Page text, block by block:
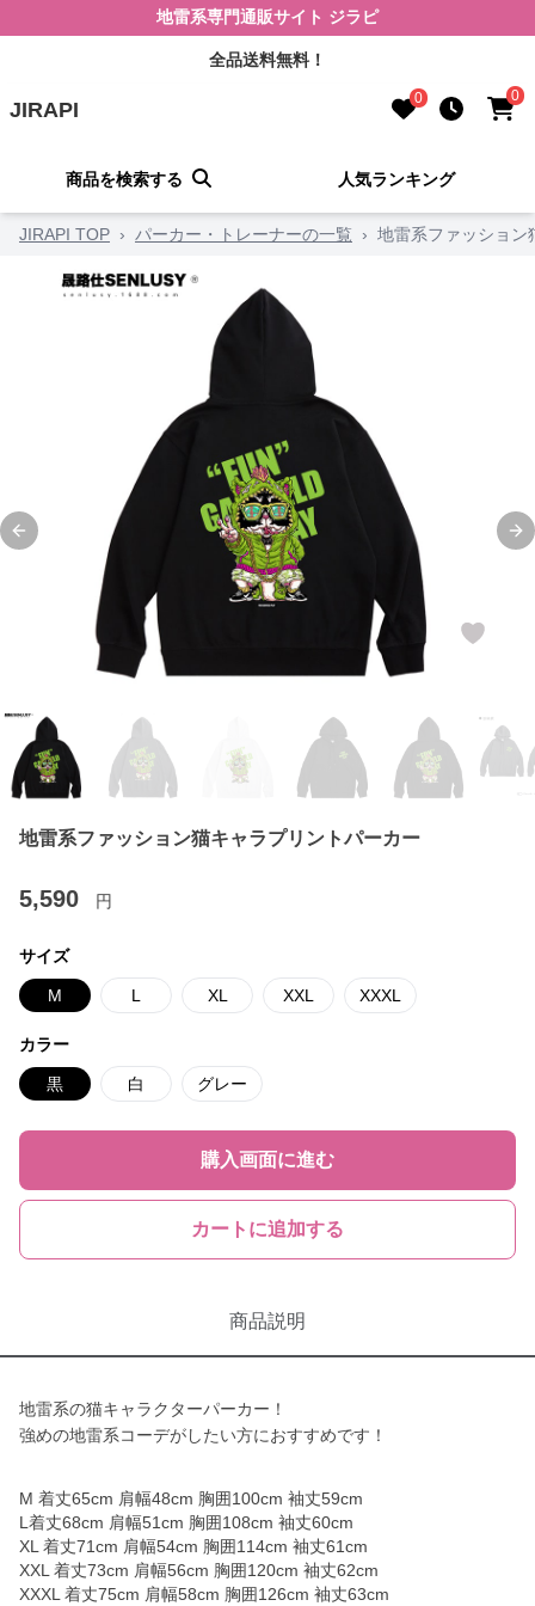
地雷系専門通販サイト ジラピ
全品送料無料！
JIRAPI 0 0
商品を検索する 人気ランキング
JIRAPI TOP › パーカー・トレーナーの一覧 › 地雷系ファッション
Previous slide
地雷系ファッション猫キャラプリントパーカー
5,590 円
サイズ
M L XL XXL XXXL
カラー
黒 白 グレー
購入画面に進む
カートに追加する
商品説明
地雷系の猫キャラクターパーカー！
強めの地雷系コーデがしたい方におすすめです！
M 着丈65cm 肩幅48cm 胸囲100cm 袖丈59cm
L着丈68cm 肩幅51cm 胸囲108cm 袖丈60cm
XL 着丈71cm 肩幅54cm 胸囲114cm 袖丈61cm
XXL 着丈73cm 肩幅56cm 胸囲120cm 袖丈62cm
XXXL 着丈75cm 肩幅58cm 胸囲126cm 袖丈63cm